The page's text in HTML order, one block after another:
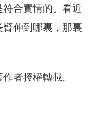
合實情的。看近
伸到哪裏，那裏
者授權轉載。